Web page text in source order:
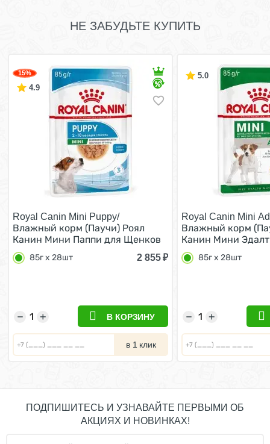
НЕ ЗАБУДЬТЕ КУПИТЬ
15%
4.9
Royal Canin Mini Puppy/
Влажный корм (Паучи) Роял
Канин Мини Паппи для Щенков
Мелких пород в возрасте от 2 до
10 месяцев (цена за упаковку)
85г х 28шт 2 855₽
+
− В КОРЗИНУ
в 1 клик
5.0
Royal Canin Mini
Влажный корм
Канин Мини
собак Мелких
кг в возрасте от
85г х 28шт
+
−
ПОДПИШИТЕСЬ И УЗНАВАЙТЕ ПЕРВЫМИ ОБ
АКЦИЯХ И НОВИНКАХ!